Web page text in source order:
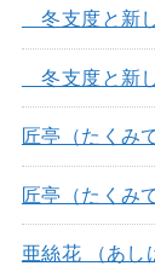
冬支度と新
冬支度と新
匠亭（たくみ
匠亭（たくみ
亜絲花 （あし